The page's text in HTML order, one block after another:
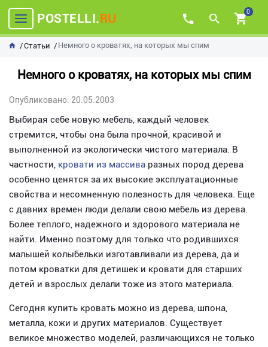
POSTELLI.RU 0
Статьи Немного о кроватях, на которых мы спим
Немного о кроватях, на которых мы спим
Опубликовано: 20.05.2003
Выбирая себе новую мебель, каждый человек
стремится, чтобы она была прочной, красивой и
выполненной из экологически чистого материала. В
частности, кровати из массива разных пород дерева
особенно ценятся за их высокие эксплуатационные
свойства и несомненную полезность для человека. Еще
с давних времен люди делали свою мебель из дерева.
Более теплого, надежного и здорового материала не
найти. Именно поэтому для только что родившихся
малышей колыбельки изготавливали из дерева, да и
потом кроватки для детишек и кровати для старших
детей и взрослых делали тоже из этого материала.
Сегодня купить кровать можно из дерева, шпона,
металла, кожи и других материалов. Существует
великое множество моделей, различающихся не только